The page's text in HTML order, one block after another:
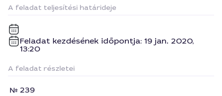
A feladat teljesítési határideje
Feladat kezdésének időpontja: 19 jan. 2020,
13:20
A feladat részletei
239